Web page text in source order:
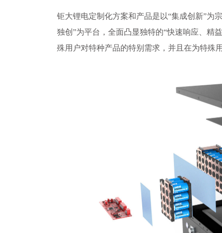
钜大锂电定制化方案和产品是以“集成创新”为
独创”为平台，全面凸显独特的“快速响应、精
殊用户对特种产品的特别需求，并且在为特殊